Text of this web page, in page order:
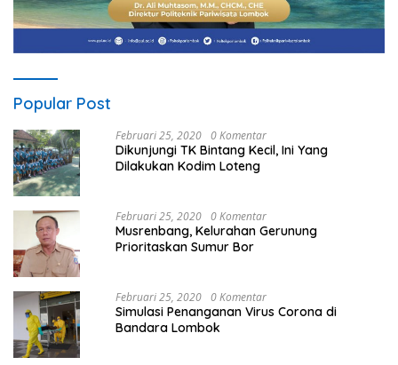
Popular Post
Februari 25, 2020 0 Komentar
Dikunjungi TK Bintang Kecil, Ini Yang
Dilakukan Kodim Loteng
Februari 25, 2020 0 Komentar
Musrenbang, Kelurahan Gerunung
Prioritaskan Sumur Bor
Februari 25, 2020 0 Komentar
Simulasi Penanganan Virus Corona di
Bandara Lombok